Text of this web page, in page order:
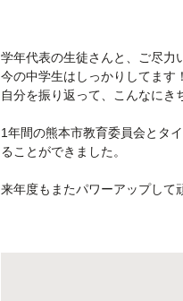
学年代表の生徒さんと、ご尽力
今の中学生はしっかりしてます！
自分を振り返って、こんなにき
1年間の熊本市教育委員会とタ
ることができました。
来年度もまたパワーアップして